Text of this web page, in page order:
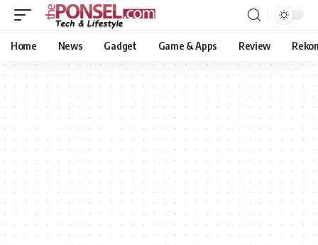
Home News Gadget Game & Apps Review